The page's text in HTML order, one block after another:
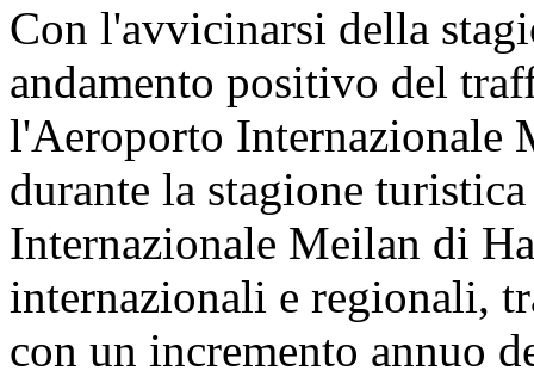
Con l'avvicinarsi della
andamento positivo del
l'Aeroporto Internazionale
durante la stagione
Internazionale Meilan di
internazionali e regionali,
con un incremento annuo